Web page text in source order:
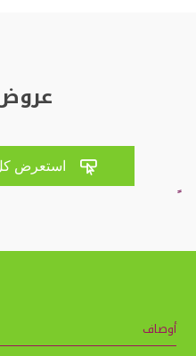
 استعرض
أوصاف